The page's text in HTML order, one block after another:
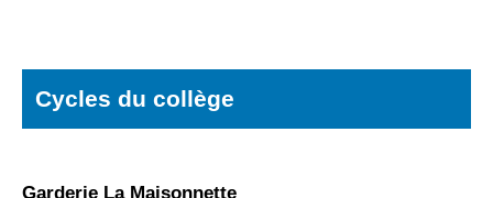
Cycles du collège
Garderie La Maisonnette